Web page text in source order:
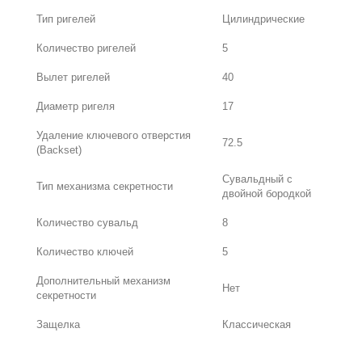
Тип ригелей Цилиндрические
Количество ригелей 5
Вылет ригелей 40
Диаметр ригеля 17
Удаление ключевого отверстия
(Backset)
72.5
Тип механизма секретности
Сувальдный с
двойной бородкой
Количество сувальд 8
Количество ключей 5
Дополнительный механизм
секретности
Нет
Защелка Классическая